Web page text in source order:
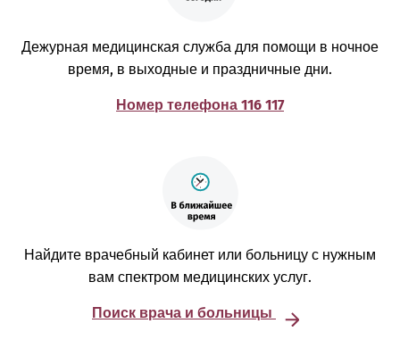
Дежурная медицинская служба для помощи в ночное
время, в выходные и праздничные дни.
Номер телефона 116 117
Найдите врачебный кабинет или больницу с нужным
вам спектром медицинских услуг.
Поиск врача и больницы